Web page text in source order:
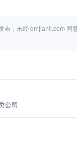
布，未经 qmjianli.com 同
公司